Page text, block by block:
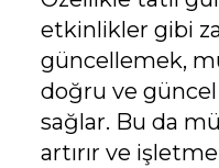
etkinlikler gibi
güncellemek,
doğru ve güncel
sağlar. Bu da
artırır ve